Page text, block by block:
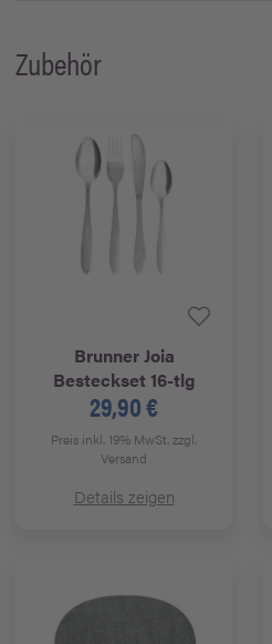
Zubehör
BrunnerJoia
Besteckset 16-tlg
29,90 €
Preis inkl. 19% MwSt.zzgl.
Versand
Details zeigen